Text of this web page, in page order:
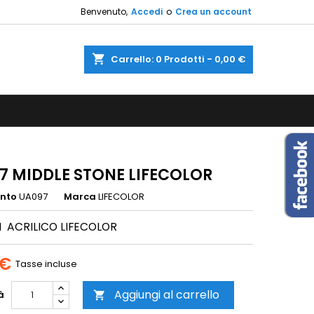
Benvenuto, Accedi o Crea un account
shopping_cart Carrello: 0 Prodotti - 0,00 €
MIDDLE STONE LIFECOLOR
UA097 Marca LIFECOLOR
LIFECOLOR
Tasse incluse
 Aggiungi al carrello